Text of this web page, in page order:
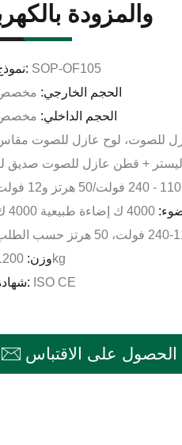
والمزودة
نموذج: SOP-OF105
الحجم الخارجي:
الحجم الداخلي:
مقسّى عازل للصوت، لوح عازل للصوت
4000 ك إضاءة طبيعية 4000 ك
الطلب
وزن:1200kg
شهادة: ISO CE
الحصول على الاقتباس